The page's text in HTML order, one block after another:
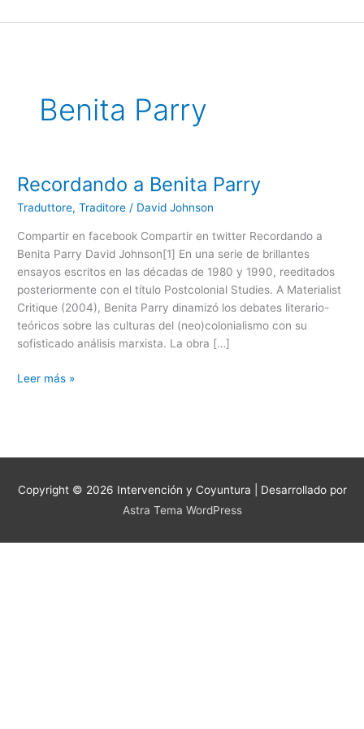
al
Benita Parry
Recordando a Benita Parry
Traduttore, Traditore / David Johnson
Compartir en facebook Compartir en twitter Recordando a
Benita Parry David Johnson[1] En una serie de brillantes
ensayos escritos en las décadas de 1980 y 1990, reeditados
posteriormente con el título Postcolonial Studies. A Materialist
Critique (2004), Benita Parry dinamizó los debates literario-
teóricos sobre las culturas del (neo)colonialismo con su
sofisticado análisis marxista. La obra […]
Recordando
Benita
Parry
Leer más »
Copyright © 2026 Intervención y Coyuntura | Desarrollado por
Astra Tema WordPress